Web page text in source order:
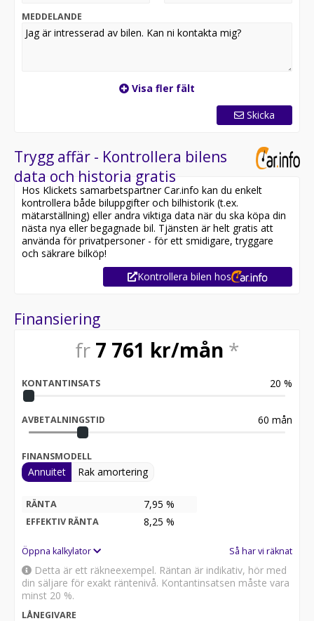
MEDDELANDE
Visa fler fält
Skicka
Trygg affär - Kontrollera bilens
data och historia gratis
Hos Klickets samarbetspartner Car.info kan du enkelt
kontrollera både biluppgifter och bilhistorik (t.ex.
mätarställning) eller andra viktiga data när du ska köpa din
nästa nya eller begagnade bil. Tjänsten är helt gratis att
använda för privatpersoner - för ett smidigare, tryggare
och säkrare bilköp!
Kontrollera bilen hos
Finansiering
fr 7 761 kr/mån *
KONTANTINSATS 20 %
AVBETALNINGSTID 60 mån
FINANSMODELL
Annuitet Rak amortering
RÄNTA 7,95 %
EFFEKTIV RÄNTA 8,25 %
Öppna kalkylator Så har vi räknat
Detta är ett räkneexempel. Räntan är indikativ, hör med
din säljare för exakt räntenivå. Kontantinsatsen måste vara
minst 20 %.
LÅNEGIVARE